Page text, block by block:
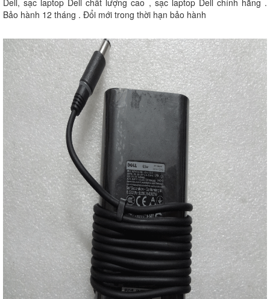
Dell, sạc laptop Dell chất lượng cao , sạc laptop Dell chính hãng .
Bảo hành 12 tháng . Đổi mới trong thời hạn bảo hành